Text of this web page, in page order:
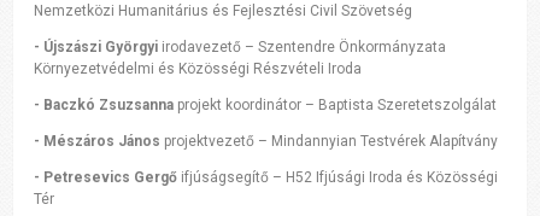
Nemzetközi Humanitárius és Fejlesztési Civil Szövetség
- Újszászi Györgyi irodavezető – Szentendre Önkormányzata
Környezetvédelmi és Közösségi Részvételi Iroda
- Baczkó Zsuzsanna projekt koordinátor – Baptista Szeretetszolgálat
- Mészáros János projektvezető – Mindannyian Testvérek Alapítvány
- Petresevics Gergő ifjúságsegítő – H52 Ifjúsági Iroda és Közösségi
Tér